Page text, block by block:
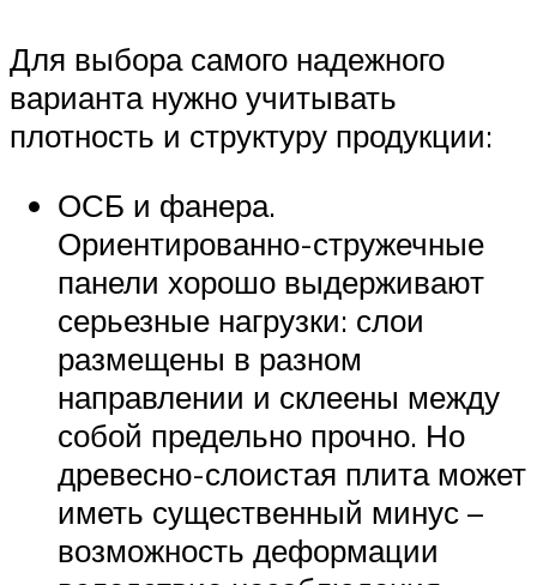
Для выбора самого надежного
варианта нужно учитывать
плотность и структуру продукции:
ОСБ и фанера.
Ориентированно-стружечные
панели хорошо выдерживают
серьезные нагрузки: слои
размещены в разном
направлении и склеены между
собой предельно прочно. Но
древесно-слоистая плита может
иметь существенный минус –
возможность деформации